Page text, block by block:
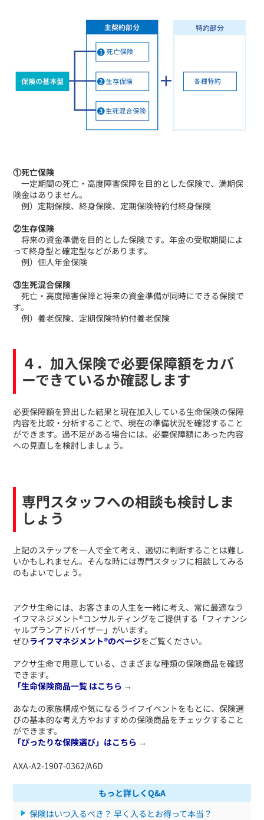
①死亡保険
一定期間の死亡・高度障害保障を目的とした保険で、満期保
険金はありません。
例）定期保険、終身保険、定期保険特約付終身保険
②生存保険
将来の資金準備を目的とした保険です。年金の受取期間によ
って終身型と確定型などがあります。
例）個人年金保険
③生死混合保険
死亡・高度障害保障と将来の資金準備が同時にできる保険で
す。
例）養老保険、定期保険特約付養老保険
４．加入保険で必要保障額をカバ
ーできているか確認します
​必要保障額を算出した結果と現在加入している生命保険の保障
内容を比較・分析することで、現在の準備状況を確認すること
ができます。過不足がある場合には、必要保障額にあった内容
への見直しを検討しましょう。
専門スタッフへの相談も検討しま
しょう
​上記のステップを一人で全て考え、適切に判断することは難し
いかもしれません。そんな時には専門スタッフに相談してみる
のもよいでしょう。
アクサ生命には、お客さまの人生を一緒に考え、常に最適なラ
イフマネジメント®コンサルティングをご提供する「フィナンシ
ャルプランアドバイザー」がいます。
ぜひライフマネジメント®のページをご覧ください。
アクサ生命で用意している、さまざまな種類の保険商品を確認
できます。
「生命保険商品一覧 はこちら →
あなたの家族構成や気になるライフイベントをもとに、保険選
びの基本的な考え方やおすすめの保険商品をチェックすること
ができます。
「ぴったりな保険選び」はこちら →
​AXA-A2-1907-0362/A6D
もっと詳しくQ&A
保険はいつ入るべき？ 早く入るとお得って本当？